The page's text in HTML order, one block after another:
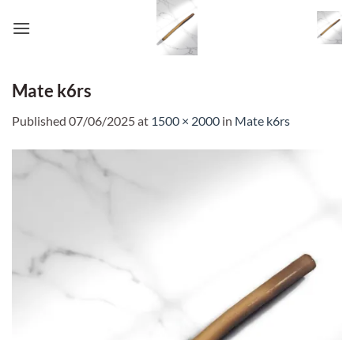
Mate k6rs
Published 07/06/2025at 1500 × 2000 in Mate k6rs